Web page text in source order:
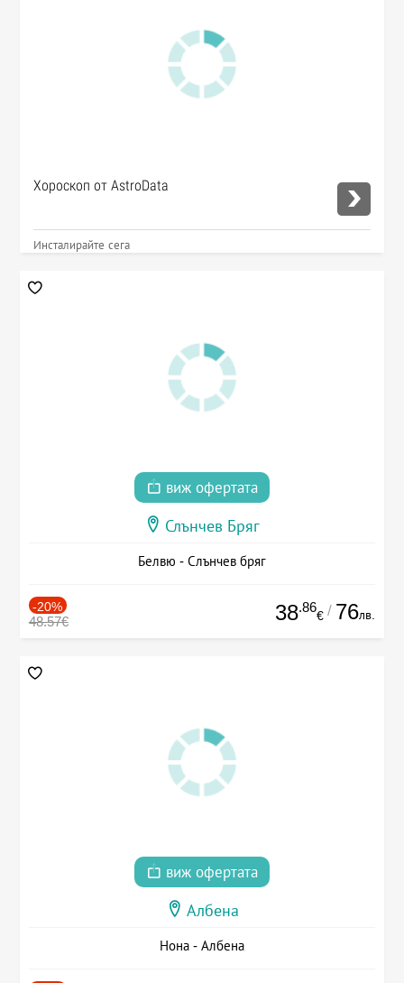
Хороскоп от AstroData
Инсталирайте сега
виж офертата
Слънчев Бряг
Белвю - Слънчев бряг
-20%
48.57€ 38.86
€ / 76лв.
виж офертата
Албена
Нона - Албена